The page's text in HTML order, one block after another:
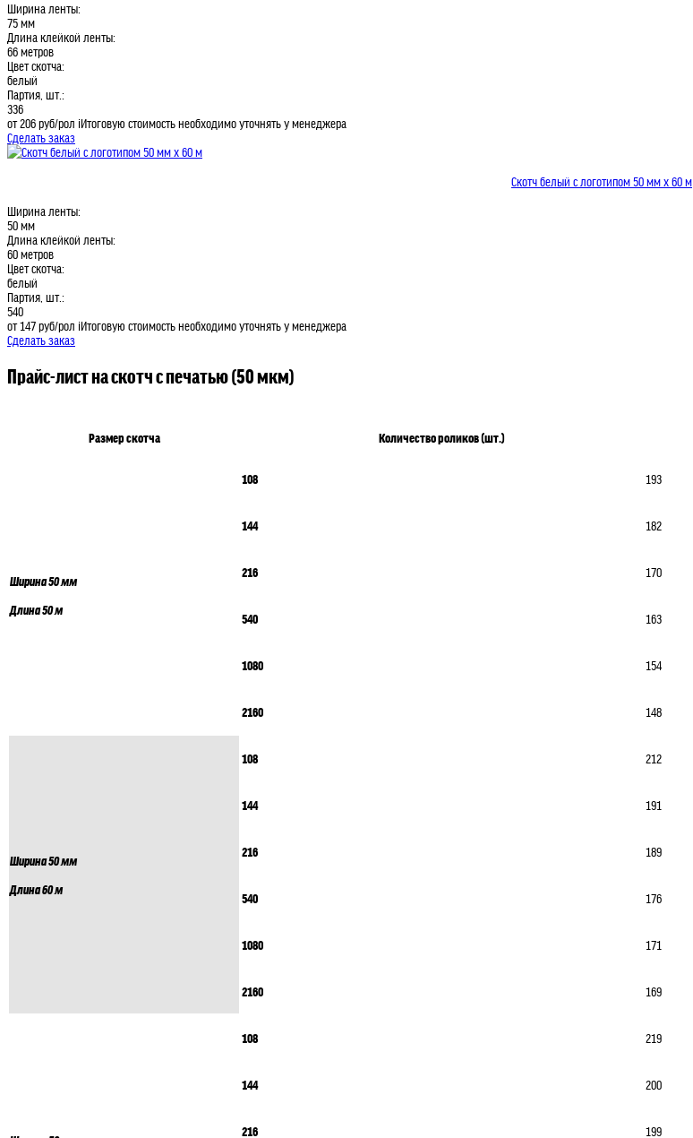
Ширина ленты:
75 мм
Длина клейкой ленты:
66 метров
Цвет скотча:
белый
Партия, шт.:
336
от 206руб/рол iИтоговую стоимость необходимо уточнять у менеджера
Сделать заказ
Скотч белый с логотипом 50 мм x 60 м
Ширина ленты:
50 мм
Длина клейкой ленты:
60 метров
Цвет скотча:
белый
Партия, шт.:
540
от 147руб/рол iИтоговую стоимость необходимо уточнять у менеджера
Сделать заказ
Прайс-лист на скотч с печатью (50 мкм)
Размер скотча Количество роликов (шт.)
Ширина 50 мм
Длина 50 м
108 193
144 182
216 170
540 163
1080 154
2160 148
Ширина 50 мм
Длина 60 м
108 212
144 191
216 189
540 176
1080 171
2160 169
108 219
144 200
216 199